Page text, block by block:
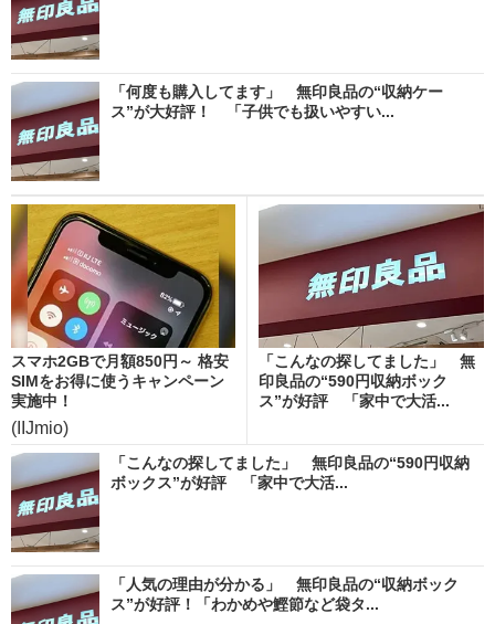
「何度も購入してます」 無印良品の“収納ケー
ス”が大好評！ 「子供でも扱いやすい...
スマホ2GBで月額850円～ 格安
SIMをお得に使うキャンペーン
実施中！
(IIJmio)
「こんなの探してました」 無
印良品の“590円収納ボック
ス”が好評 「家中で大活...
「こんなの探してました」 無印良品の“590円収納
ボックス”が好評 「家中で大活...
「人気の理由が分かる」 無印良品の“収納ボック
ス”が好評！「わかめや鰹節など袋タ...